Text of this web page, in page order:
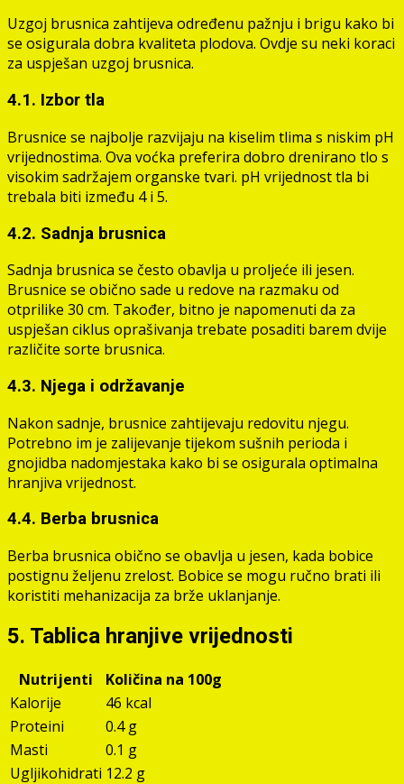
Uzgoj brusnica zahtijeva određenu pažnju i brigu kako bi
se osigurala dobra kvaliteta plodova. Ovdje su neki koraci
za uspješan uzgoj brusnica.
4.1. Izbor tla
Brusnice se najbolje razvijaju na kiselim tlima s niskim pH
vrijednostima. Ova voćka preferira dobro drenirano tlo s
visokim sadržajem organske tvari. pH vrijednost tla bi
trebala biti između 4 i 5.
4.2. Sadnja brusnica
Sadnja brusnica se često obavlja u proljeće ili jesen.
Brusnice se obično sade u redove na razmaku od
otprilike 30 cm. Također, bitno je napomenuti da za
uspješan ciklus oprašivanja trebate posaditi barem dvije
različite sorte brusnica.
4.3. Njega i održavanje
Nakon sadnje, brusnice zahtijevaju redovitu njegu.
Potrebno im je zalijevanje tijekom sušnih perioda i
gnojidba nadomjestaka kako bi se osigurala optimalna
hranjiva vrijednost.
4.4. Berba brusnica
Berba brusnica obično se obavlja u jesen, kada bobice
postignu željenu zrelost. Bobice se mogu ručno brati ili
koristiti mehanizacija za brže uklanjanje.
5. Tablica hranjive vrijednosti
Nutrijenti
Količina na 100g
Kalorije
46 kcal
Proteini
0.4 g
Masti
0.1 g
Ugljikohidrati 12.2 g